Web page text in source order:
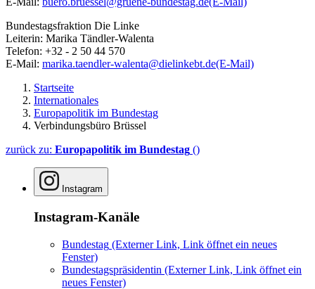
Bundestagsfraktion Die Linke
Leiterin: Marika Tändler-Walenta
Telefon: +32 - 2 50 44 570
E-Mail: marika.taendler-walenta@dielinkebt.de(E-Mail)
Startseite
Internationales
Europapolitik im Bundestag
Verbindungsbüro Brüssel
zurück zu: Europapolitik im Bundestag ()
Instagram
Instagram-Kanäle
Bundestag (Externer Link, Link öffnet ein neues
Fenster)
Bundestagspräsidentin (Externer Link, Link öffnet ein
neues Fenster)